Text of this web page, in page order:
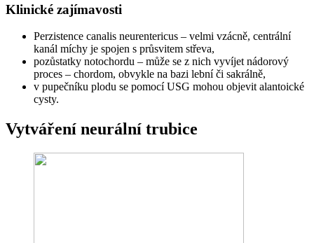
Klinické zajímavosti
Perzistence canalis neurentericus – velmi vzácně, centrální
kanál míchy je spojen s průsvitem střeva,
pozůstatky notochordu – může se z nich vyvíjet nádorový
proces – chordom, obvykle na bazi lební či sakrálně,
v pupečníku plodu se pomocí USG mohou objevit alantoické
cysty.
Vytváření neurální trubice